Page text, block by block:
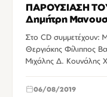
ΠΑΡΟΥΣΙΑΣΗ
Δημήτρη
Στο CD συμμετέχουν:
Θεργιάκης Φίλιππος
Μιχάλης Δ. Κουνάλης
06/08/2019